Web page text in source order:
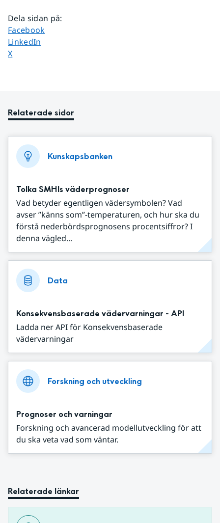
Dela sidan på:
Dela sidan på
Facebook
Dela sidan på
LinkedIn
Dela sidan på
X
Relaterade sidor
Kunskapsbanken
Tolka SMHIs väderprognoser
Vad betyder egentligen vädersymbolen? Vad
avser ”känns som”-temperaturen, och hur ska du
förstå nederbördsprognosens procentsiffror? I
denna vägled...
Data
Konsekvensbaserade vädervarningar - API
Ladda ner API för Konsekvensbaserade
vädervarningar
Forskning och utveckling
Prognoser och varningar
Forskning och avancerad modellutveckling för att
du ska veta vad som väntar.
Relaterade länkar